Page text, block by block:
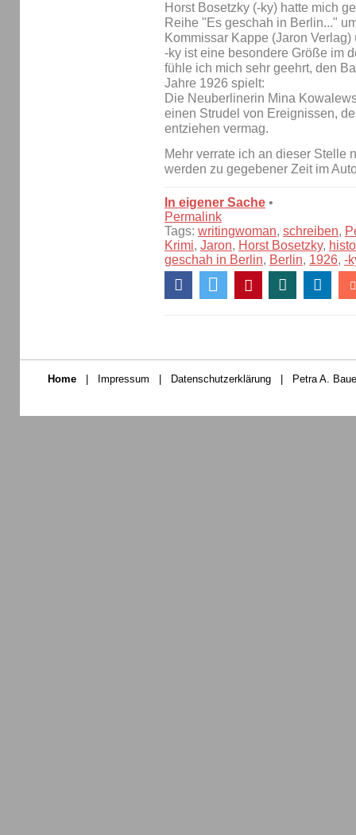
Horst Bosetzky (-ky) hatte mich
Reihe "Es geschah in Berlin..."
Kommissar Kappe (Jaron
-ky ist eine besondere Größe im
fühle ich mich sehr geehrt, den
Jahre 1926 spielt:
Die Neuberlinerin Mina
einen Strudel von Ereignissen,
entziehen vermag.
Mehr verrate ich an dieser Stelle
werden zu gegebener Zeit im
In eigener Sache •
Permalink
Tags: writingwoman, schreiben,
Krimi, Jaron, Horst Bosetzky,
geschah in Berlin, Berlin, 1926, -
Home | Impressum | Datenschutzerklärung | Petra A.